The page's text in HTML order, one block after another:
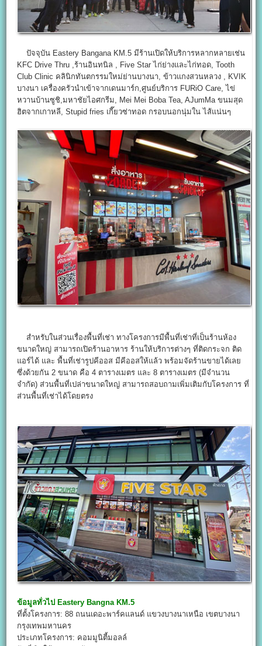
ปัจจุบัน Eastery Bangana KM.5 มีร้านเปิดให้บริการหลากหลายเช่น
KFC Drive Thru ,ร้านอินทนิล , Five Star ไก่ย่างและไก่ทอด, Tooth
Club Clinic คลินิกทันตกรรมใหม่ย่านบางนา, ข้าวแกงสวนหลวง , KVIK
บางนา เครื่องครัวนำเข้าจากเดนมาร์ก,ศูนย์บริการ FURiO Care, ไข่
หวานบ้านซูชิ,มหาชัยไอศกรีม, Mei Mei Boba Tea, AJumMa ขนมสุด
ฮิตจากเกาหลี, Stupid fries เกี๊ยวซ่าทอด กรอบนอกนุ่มใน ไส้แน่นๆ
สำหรับในส่วนเรื่องพื้นที่เช่า ทางโครงการมีพื้นที่เช่าที่เป็นร้านห้อง
ขนาดใหญ่ สามารถเปิดร้านอาหาร ร้านให้บริการต่างๆ ที่ติดกระจก ติด
แอร์ได้ และ พื้นที่เช่ารูปคีออส มีคีออสให้แล้ว พร้อมจัดร้านขายได้เลย
ซึ่งด้วยกัน 2 ขนาด คือ 4 ตารางเมตร และ 8 ตารางเมตร (มีจำนวน
จำกัด) ส่วนพื้นที่เปล่าขนาดใหญ่ สามารถสอบถามเพิ่มเติมกับโครงการ ที่
ส่วนพื้นที่เช่าได้โดยตรง
ข้อมูลทั่วไป Eastery Bangna KM.5
ที่ตั้งโครงการ: 88 ถนนเดอะพาร์คแลนด์ แขวงบางนาเหนือ เขตบางนา
กรุงเทพมหานคร
ประเภทโครงการ: คอมมูนิตี้มอลล์